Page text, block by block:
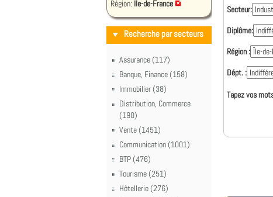
Région:Île-de-France
Recherche par secteurs
Assurance (117)
Banque, Finance (158)
Immobilier (38)
Distribution, Commerce
(190)
Vente (1451)
Communication (1001)
BTP (476)
Tourisme (251)
Hôtellerie (276)
Secteur:
Diplôme:
Région :
Dépt. :
Tapez vos